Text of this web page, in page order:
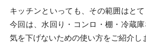
キッチンといっても、その範囲はとて
今回は、水回り・コンロ・棚・冷蔵
気を下げないための使い方をご紹介し